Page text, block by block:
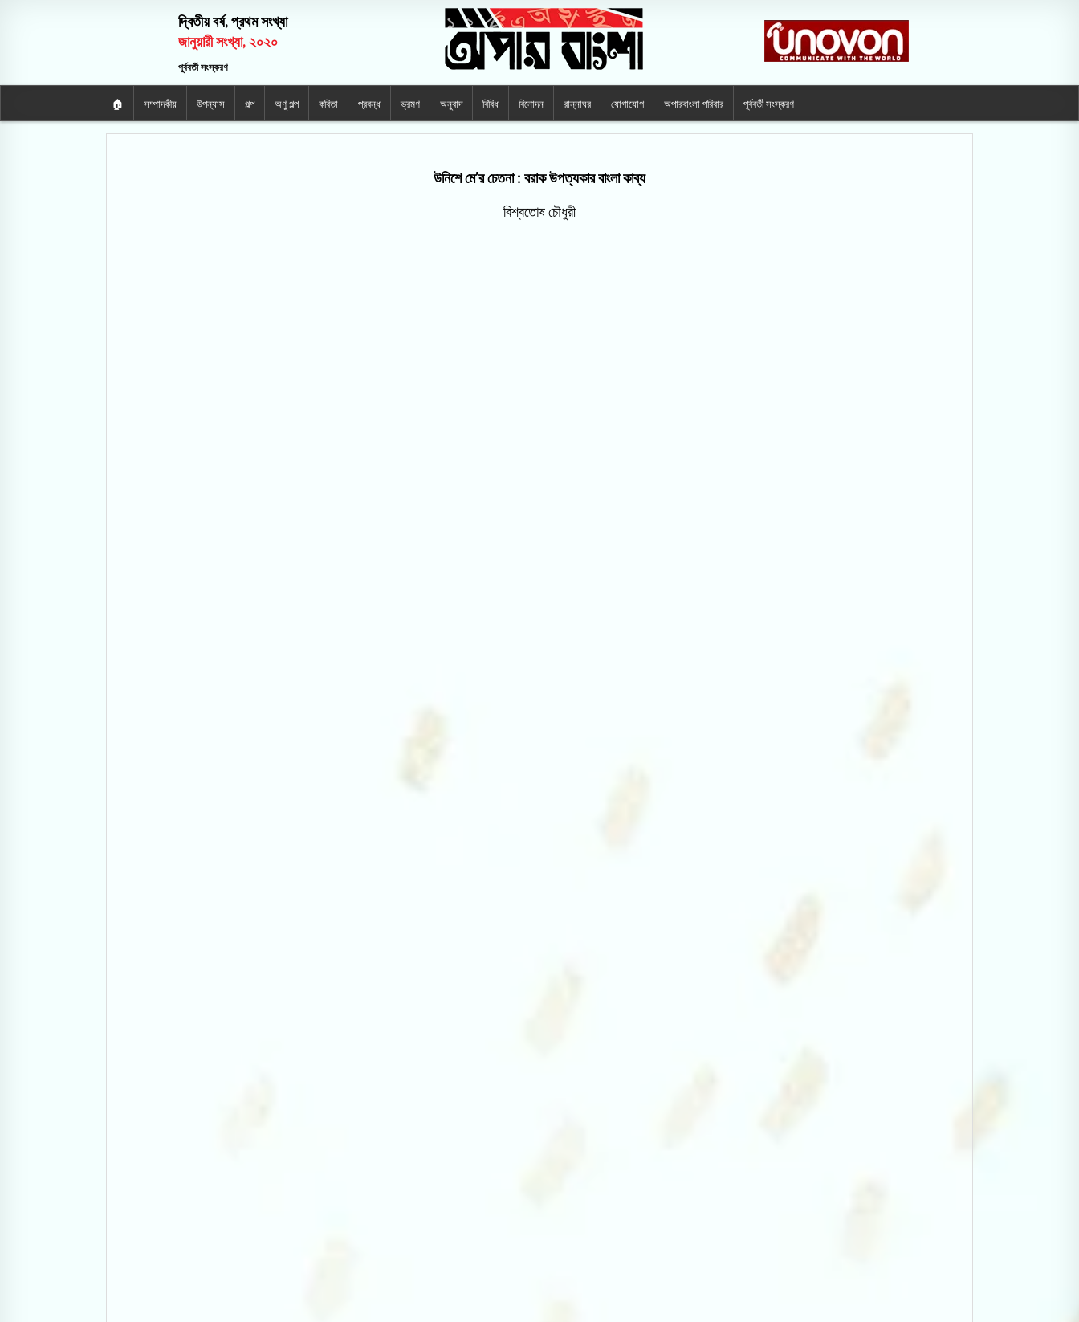
দ্বিতীয় বর্ষ, প্রথম সংখ্যা
জানুয়ারী সংখ্যা, ২০২০
পূর্ববর্তী সংস্করণ
🏠 সম্পাদকীয় উপন্যাস গল্প অণু গল্প কবিতা প্রবন্ধ ভ্রমণ অনুবাদ বিবিধ বিনোদন রান্নাঘর যোগাযোগ অপারবাংলা পরিবার পূর্ববর্তী সংস্করণ
উনিশে মে’র চেতনা : বরাক উপত্যকার বাংলা কাব্য
বিশ্বতোষ চৌধুরী